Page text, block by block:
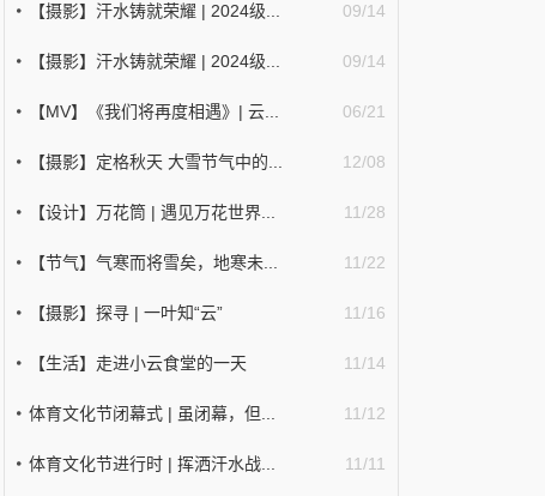
09/14
【摄影】汗水铸就荣耀 | 2024级...
09/14
【摄影】汗水铸就荣耀 | 2024级...
06/21
【MV】《我们将再度相遇》| 云...
12/08
【摄影】定格秋天 大雪节气中的...
11/28
【设计】万花筒 | 遇见万花世界...
11/22
【节气】气寒而将雪矣，地寒未...
11/16
【摄影】探寻 | 一叶知“云”
11/14
【生活】走进小云食堂的一天
11/12
体育文化节闭幕式 | 虽闭幕，但...
11/11
体育文化节进行时 | 挥洒汗水战...